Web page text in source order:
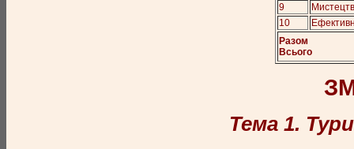
9
10
Разом
Всього
Тема 1.